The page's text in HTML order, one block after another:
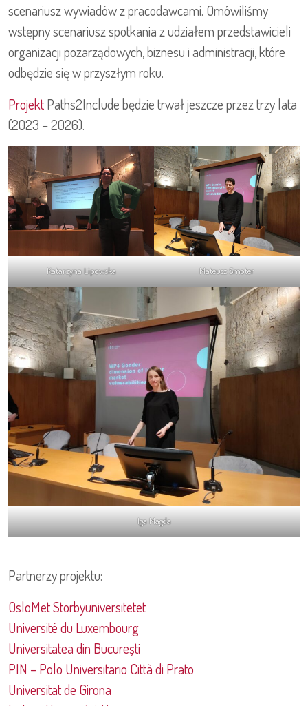
scenariusz wywiadów z pracodawcami. Omówiliśmy
wstępny scenariusz spotkania z udziałem przedstawicieli
organizacji pozarządowych, biznesu i administracji, które
odbędzie się w przyszłym roku.
ProjektPaths2Include będzie trwał jeszcze przez trzy lata
(2023 – 2026).
Katarzyna Lipowska Mateusz Smoter
Iga Magda
Partnerzy projektu:
OsloMet Storbyuniversitetet
Université du Luxembourg
Universitatea din București
PIN – Polo Universitario Città di Prato
Universitat de Girona